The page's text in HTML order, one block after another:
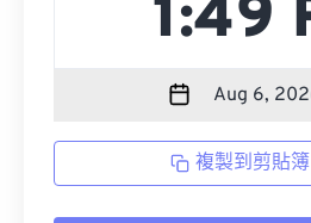
複製到剪貼簿